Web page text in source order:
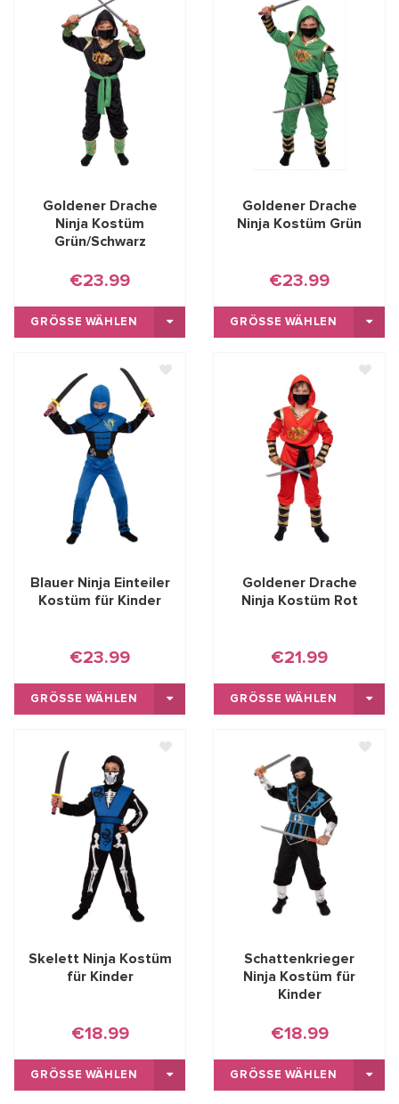
Goldener Drache
Ninja Kostüm
Grün/Schwarz
€23.99
GRÖSSE WÄHLEN
Goldener Drache
Ninja Kostüm Grün
€23.99
GRÖSSE WÄHLEN
Blauer Ninja Einteiler
Kostüm für Kinder
€23.99
GRÖSSE WÄHLEN
Goldener Drache
Ninja Kostüm Rot
€21.99
GRÖSSE WÄHLEN
Skelett Ninja Kostüm
für Kinder
€18.99
GRÖSSE WÄHLEN
Schattenkrieger
Ninja Kostüm für
Kinder
€18.99
GRÖSSE WÄHLEN